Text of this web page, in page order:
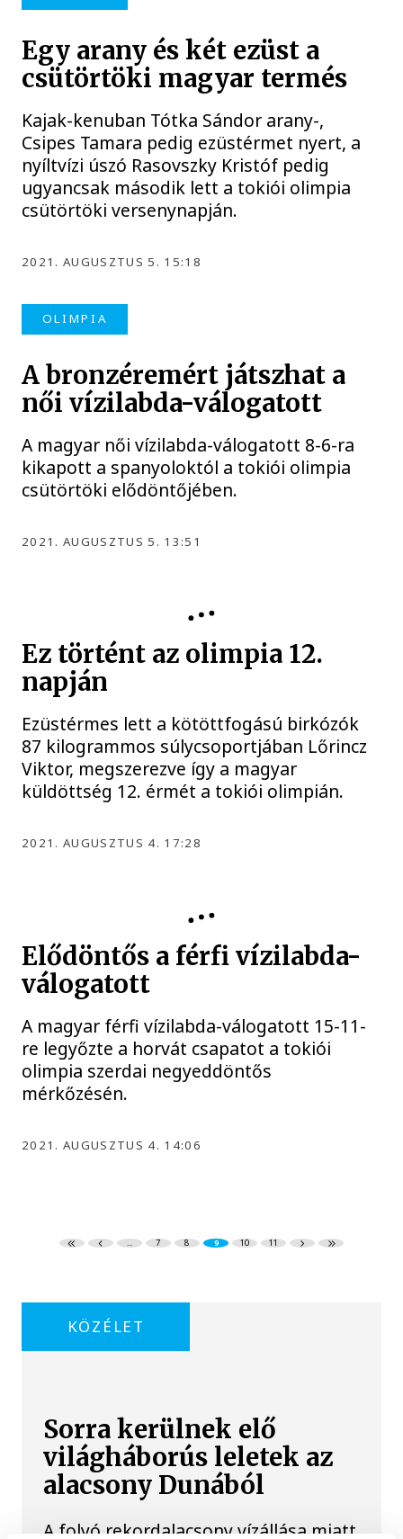
Egy arany és két ezüst a
csütörtöki magyar termés
Kajak-kenuban Tótka Sándor arany-,
Csipes Tamara pedig ezüstérmet nyert, a
nyíltvízi úszó Rasovszky Kristóf pedig
ugyancsak második lett a tokiói olimpia
csütörtöki versenynapján.
2021. AUGUSZTUS 5. 15:18
OLIMPIA
A bronzéremért játszhat a
női vízilabda-válogatott
A magyar női vízilabda-válogatott 8-6-ra
kikapott a spanyoloktól a tokiói olimpia
csütörtöki elődöntőjében.
2021. AUGUSZTUS 5. 13:51
Ez történt az olimpia 12.
napján
Ezüstérmes lett a kötöttfogású birkózók
87 kilogrammos súlycsoportjában Lőrincz
Viktor, megszerezve így a magyar
küldöttség 12. érmét a tokiói olimpián.
2021. AUGUSZTUS 4. 17:28
Elődöntős a férfi vízilabda-
válogatott
A magyar férfi vízilabda-válogatott 15-11-
re legyőzte a horvát csapatot a tokiói
olimpia szerdai negyeddöntős
mérkőzésén.
2021. AUGUSZTUS 4. 14:06
... 7 8 9 10 11
KÖZÉLET
Sorra kerülnek elő
világháborús leletek az
alacsony Dunából
A folyó rekordalacsony vízállása miatt